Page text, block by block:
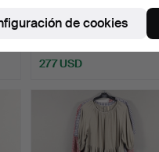
Subastado 2 jul 2026
277 USD
de cookies